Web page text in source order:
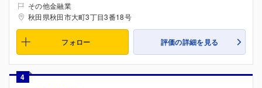
その他金融業
秋田県秋田市大町3丁目3番18号
フォロー 評価の詳細を見る
4